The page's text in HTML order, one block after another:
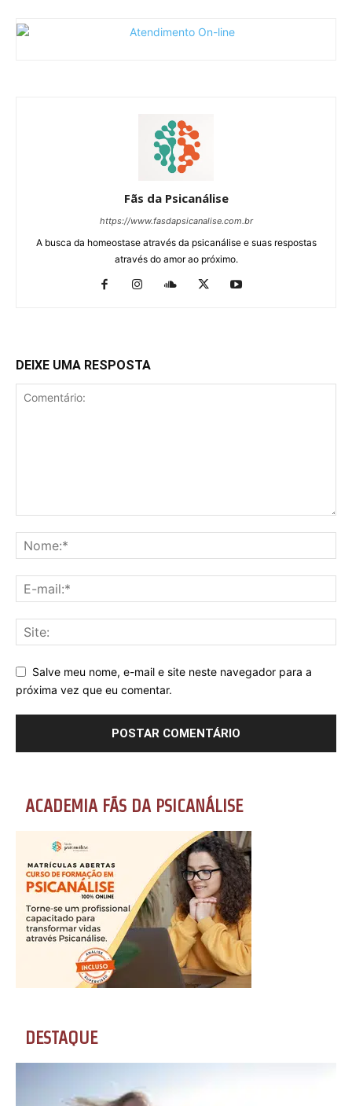
Fãs da Psicanálise
https://www.fasdapsicanalise.com.br
A busca da homeostase através da psicanálise e suas respostas
através do amor ao próximo.
DEIXE UMA RESPOSTA
Salve meu nome, e-mail e site neste navegador para a
próxima vez que eu comentar.
ACADEMIA FÃS DA PSICANÁLISE
DESTAQUE